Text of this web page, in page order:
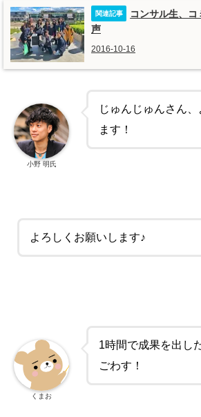
コンサル生、
声
2016-10-16
じゅんじゅんさん
ます！
小野 明氏
よろしくお願いします♪
1時間で成果を出し
ごわす！
くまお